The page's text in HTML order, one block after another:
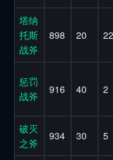
塔纳
托斯
战斧
898 20 22
惩罚
战斧
916 40 2
破灭
之斧
934 30 5